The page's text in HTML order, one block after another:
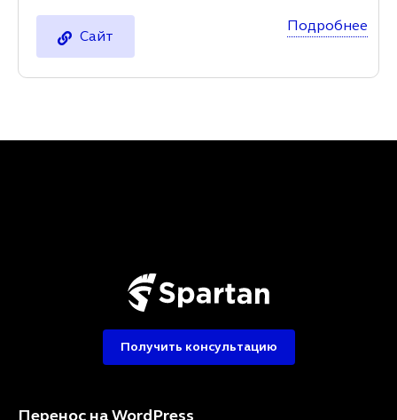
Сайт
Подробнее
Перенос на WordPress
Получить консультацию